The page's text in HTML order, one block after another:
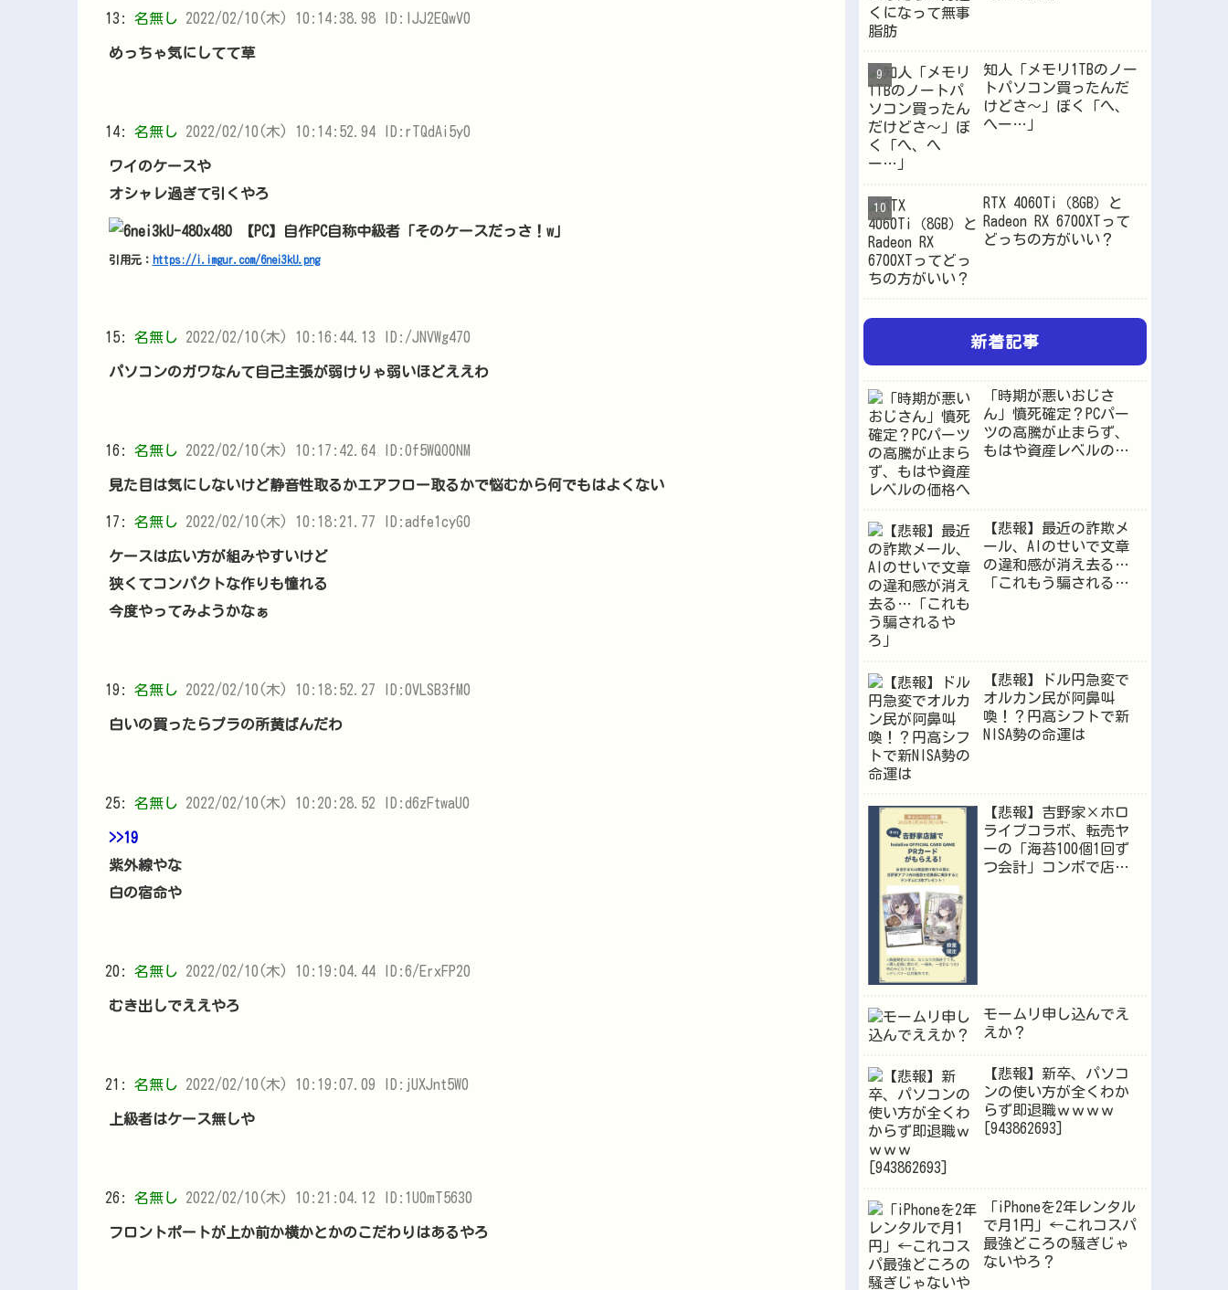
13: 名無し 2022/02/10(木) 10:14:38.98 ID:lJJ2EQwV0
めっちゃ気にしてて草
14: 名無し 2022/02/10(木) 10:14:52.94 ID:rTQdAi5y0
ワイのケースや
オシャレ過ぎて引くやろ
引用元： https://i.imgur.com/6nei3kU.png
15: 名無し 2022/02/10(木) 10:16:44.13 ID:/JNVWg470
パソコンのガワなんて自己主張が弱けりゃ弱いほどええわ
16: 名無し 2022/02/10(木) 10:17:42.64 ID:Of5WQO0NM
見た目は気にしないけど静音性取るかエアフロー取るかで悩むから何でもはよくない
17: 名無し 2022/02/10(木) 10:18:21.77 ID:adfe1cyG0
ケースは広い方が組みやすいけど
狭くてコンパクトな作りも憧れる
今度やってみようかなぁ
19: 名無し 2022/02/10(木) 10:18:52.27 ID:0VLSB3fM0
白いの買ったらプラの所黄ばんだわ
25: 名無し 2022/02/10(木) 10:20:28.52 ID:d6zFtwaU0
>>19
紫外線やな
白の宿命や
20: 名無し 2022/02/10(木) 10:19:04.44 ID:6/ErxFP20
むき出しでええやろ
21: 名無し 2022/02/10(木) 10:19:07.09 ID:jUXJnt5W0
上級者はケース無しや
26: 名無し 2022/02/10(木) 10:21:04.12 ID:1U0mT5630
フロントポートが上か前か横かとかのこだわりはあるやろ
知人「メモリ1TBのノー
トパソコン買ったんだ
けどさ～」ぼく「へ、
へー…」
RTX 4060Ti（8GB）と
Radeon RX 6700XTって
どっちの方がいい？
新着記事
「時期が悪いおじさ
ん」憤死確定？PCパー
ツの高騰が止まらず、
もはや資産レベルの価
【悲報】最近の詐欺メ
ール、AIのせいで文章
の違和感が消え去る…
「これもう騙されるや
【悲報】ドル円急変で
オルカン民が阿鼻叫
喚！？円高シフトで新
NISA勢の命運は
【悲報】吉野家×ホロ
ライブコラボ、転売ヤ
ーの「海苔100個1回ず
つ会計」コンボで店員
モームリ申し込んでえ
えか？
【悲報】新卒、パソコ
ンの使い方が全くわか
らず即退職ｗｗｗｗ
[943862693]
「iPhoneを2年レンタル
で月1円」←これコスパ
最強どころの騒ぎじゃ
ないやろ？